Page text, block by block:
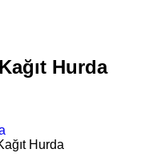
Hurda
Hurda